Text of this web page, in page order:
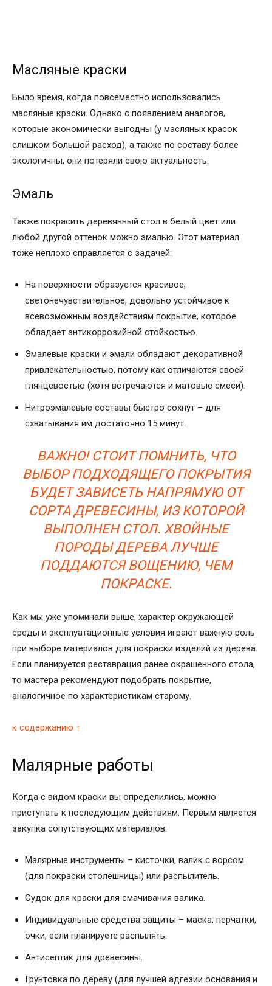
Масляные краски
Было время, когда повсеместно использовались
масляные краски. Однако с появлением аналогов,
которые экономически выгодны (у масляных красок
слишком большой расход), а также по составу более
экологичны, они потеряли свою актуальность.
Эмаль
Также покрасить деревянный стол в белый цвет или
любой другой оттенок можно эмалью. Этот материал
тоже неплохо справляется с задачей:
На поверхности образуется красивое,
светонечувствительное, довольно устойчивое к
всевозможным воздействиям покрытие, которое
обладает антикоррозийной стойкостью.
Эмалевые краски и эмали обладают декоративной
привлекательностью, потому как отличаются своей
глянцевостью (хотя встречаются и матовые смеси).
Нитроэмалевые составы быстро сохнут – для
схватывания им достаточно 15 минут.
ВАЖНО! СТОИТ ПОМНИТЬ, ЧТО
ВЫБОР ПОДХОДЯЩЕГО ПОКРЫТИЯ
БУДЕТ ЗАВИСЕТЬ НАПРЯМУЮ ОТ
СОРТА ДРЕВЕСИНЫ, ИЗ КОТОРОЙ
ВЫПОЛНЕН СТОЛ. ХВОЙНЫЕ
ПОРОДЫ ДЕРЕВА ЛУЧШЕ
ПОДДАЮТСЯ ВОЩЕНИЮ, ЧЕМ
ПОКРАСКЕ.
Как мы уже упоминали выше, характер окружающей
среды и эксплуатационные условия играют важную роль
при выборе материалов для покраски изделий из дерева.
Если планируется реставрация ранее окрашенного стола,
то мастера рекомендуют подобрать покрытие,
аналогичное по характеристикам старому.
к содержанию ↑
Малярные работы
Когда с видом краски вы определились, можно
приступать к последующим действиям. Первым является
закупка сопутствующих материалов:
Малярные инструменты – кисточки, валик с ворсом
(для покраски столешницы) или распылитель.
Судок для краски для смачивания валика.
Индивидуальные средства защиты – маска, перчатки,
очки, если планируете распылять.
Антисептик для древесины.
Грунтовка по дереву (для лучшей адгезии основания и